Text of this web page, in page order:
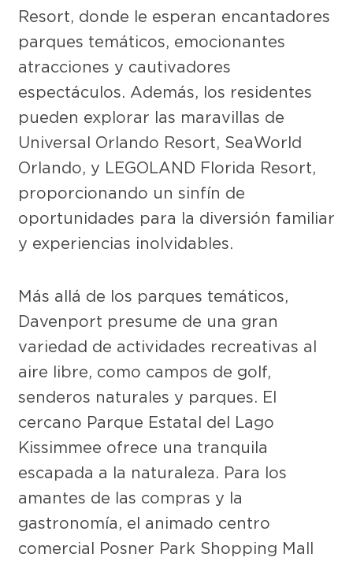
Resort, donde le esperan encantadores
parques temáticos, emocionantes
atracciones y cautivadores
espectáculos. Además, los residentes
pueden explorar las maravillas de
Universal Orlando Resort, SeaWorld
Orlando, y LEGOLAND Florida Resort,
proporcionando un sinfín de
oportunidades para la diversión familiar
y experiencias inolvidables.
Más allá de los parques temáticos,
Davenport presume de una gran
variedad de actividades recreativas al
aire libre, como campos de golf,
senderos naturales y parques. El
cercano Parque Estatal del Lago
Kissimmee ofrece una tranquila
escapada a la naturaleza. Para los
amantes de las compras y la
gastronomía, el animado centro
comercial Posner Park Shopping Mall